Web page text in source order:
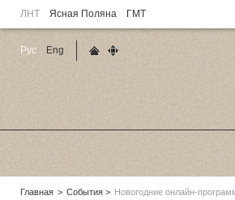
ЛНТ Ясная Поляна ГМТ
Родительские
Главная События Новогодние онлайн-
Рус
Eng